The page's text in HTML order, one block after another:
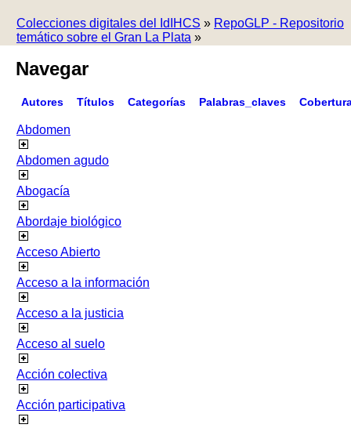
Colecciones digitales del IdIHCS » RepoGLP - Repositorio
temático sobre el Gran La Plata »
Navegar
Autores Títulos Categorías Palabras_claves
Abdomen
Abdomen agudo
Abogacía
Abordaje biológico
Acceso Abierto
Acceso a la información
Acceso a la justicia
Acceso al suelo
Acción colectiva
Acción participativa